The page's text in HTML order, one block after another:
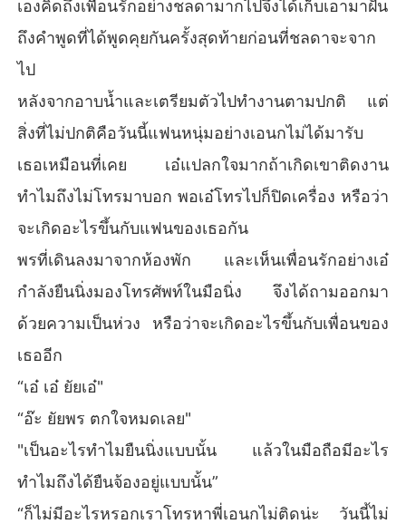
สามีมีลูกได้เล่า
ไปไหน
กกับ เอ๋ ว่าตายแล้วไปมีสามีและมีลูก
หนุ่มของเธอ
ราไปร่วมลุ้นหาคำตอบไปด้วยกันค่ะ
เองคิดถึงเพื่อนรักอย่างชลดามากไปจึงได้เก็บเอามาฝัน
ถึงคำพูดที่ได้พูดคุยกันครั้งสุดท้ายก่อนที่ชลดาจะจาก
ไป
หลังจากอาบน้ำและเตรียมตัวไปทำงานตามปกติ แต่
สิ่งที่ไม่ปกติคือวันนี้แฟนหนุ่มอย่างเอนกไม่ได้มารับ
เธอเหมือนที่เคย เอ๋แปลกใจมากถ้าเกิดเขาติดงาน
ทำไมถึงไม่โทรมาบอก พอเอ๋โทรไปก็ปิดเครื่อง หรือว่า
จะเกิดอะไรขึ้นกับแฟนของเธอกัน
พรที่เดินลงมาจากห้องพัก และเห็นเพื่อนรักอย่างเอ๋
กำลังยืนนิ่งมองโทรศัพท์ในมือนิ่ง จึงได้ถามออกมา
ด้วยความเป็นห่วง หรือว่าจะเกิดอะไรขึ้นกับเพื่อนของ
เธออีก
“เอ๋ เอ๋ ยัยเอ๋"
“อ๊ะ ยัยพร ตกใจหมดเลย"
"เป็นอะไรทำไมยืนนิ่งแบบนั้น แล้วในมือถือมีอะไร
ทำไมถึงได้ยืนจ้องอยู่แบบนั้น”
“ก็ไม่มีอะไรหรอกเราโทรหาพี่เอนกไม่ติดน่ะ วันนี้ไม่